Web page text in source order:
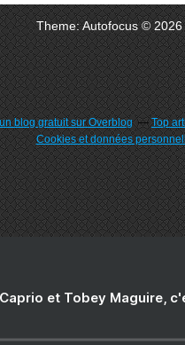
Theme: Autofocus ©
blog gratuit sur Overblog Top
Cookies et données
et Tobey Maguire,